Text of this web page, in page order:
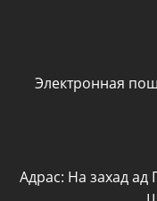
Электронная
Адрас: На захад ад